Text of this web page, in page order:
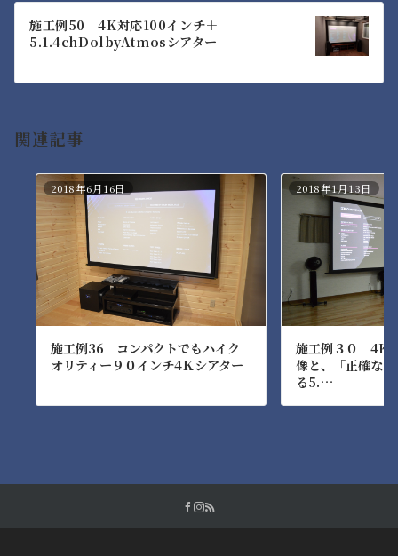
ン
施工例50 4K対応100インチ＋
5.1.4chDolbyAtmosシアター
関連記事
2018年6月16日
施工例36 コンパクトでもハイク
オリティー９０インチ4Ｋシアター
2018年1月13日
施工例３０ 4K
像と、「正確な
る5.…